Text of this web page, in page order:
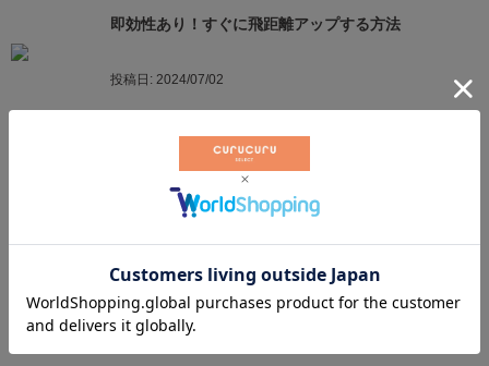
即効性あり！すぐに飛距離アップする方法
投稿日: 2024/07/02
冬の間にやろう！ゴルフ強化大作戦
2024/01/16
強風の冬ゴルフを乗り切るコツ
投稿日: 2023/12/19